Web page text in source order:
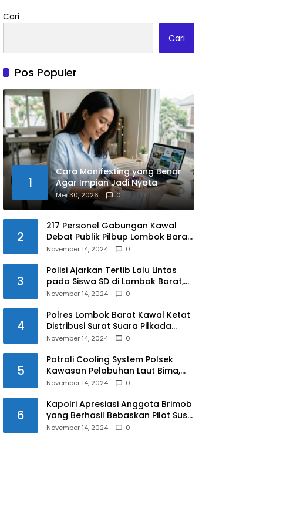
Cari
Cari
Pos Populer
1
Cara Manifesting yang Benar
Agar Impian Jadi Nyata
Mei 30, 2026 0
2
217 Personel Gabungan Kawal
Debat Publik Pilbup Lombok Barat
2024
November 14, 2024 0
3
Polisi Ajarkan Tertib Lalu Lintas
pada Siswa SD di Lombok Barat,
Apa Saja Materinya?
November 14, 2024 0
4
Polres Lombok Barat Kawal Ketat
Distribusi Surat Suara Pilkada
2024
November 14, 2024 0
5
Patroli Cooling System Polsek
Kawasan Pelabuhan Laut Bima,
Ciptakan Pilkada Serentak 2024
November 14, 2024 0
6
Kapolri Apresiasi Anggota Brimob
yang Berhasil Bebaskan Pilot Susi
Air Korban Penyanderaan KKB
November 14, 2024 0